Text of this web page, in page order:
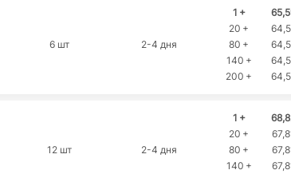
6 шт 2-4 дня
1 +
20 +
80 +
140 +
200 +
12 шт 2-4 дня
1 +
20 +
80 +
140 +